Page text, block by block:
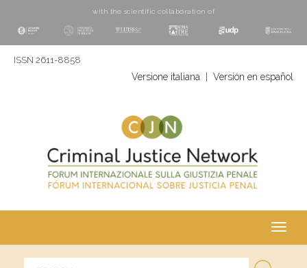
with the scientific collaboration of
ISSN 2611-8858
Versione italiana Versión en español